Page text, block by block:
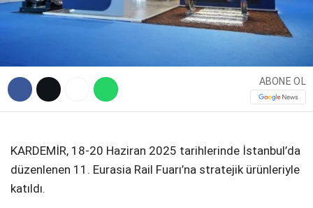
Youtube
ABONE OL
KARDEMİR, 18-20 Haziran 2025 tarihlerinde İstanbul’da
düzenlenen 11. Eurasia Rail Fuarı’na stratejik ürünleriyle
katıldı.